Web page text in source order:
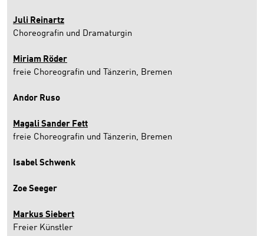
Juli Reinartz
Choreografin und Dramaturgin
Miriam Röder
freie Choreografin und Tänzerin, Bremen
Andor Ruso
Magali Sander Fett
freie Choreografin und Tänzerin, Bremen
Isabel Schwenk
Zoe Seeger
Markus Siebert
Freier Künstler